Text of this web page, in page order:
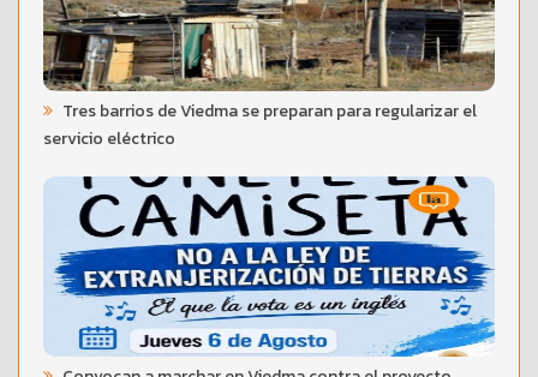
Tres barrios de Viedma se preparan para regularizar el
servicio eléctrico